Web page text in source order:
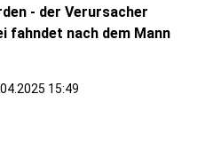
- der Verursacher
fahndet nach dem Mann
15:49